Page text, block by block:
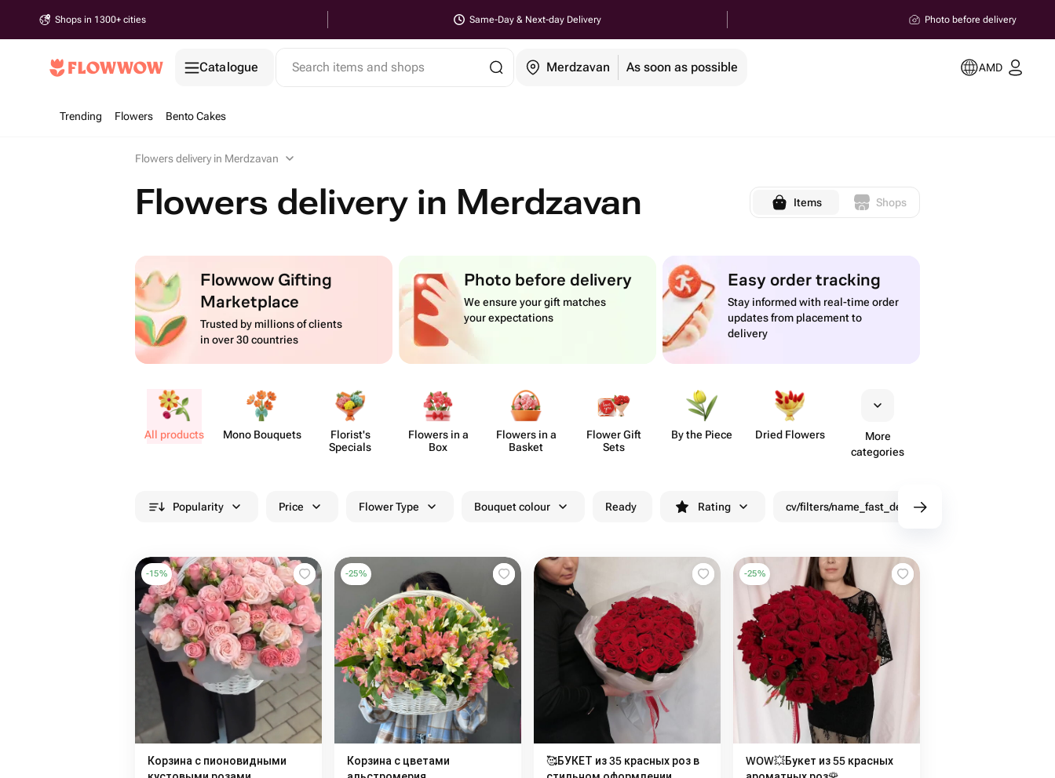
Shops in 1300+ cities Same-Day & Next-day Delivery Photo before delivery
Catalogue Search items and shops Merdzavan As soon as possible AMD
Trending Flowers Bento Cakes
Flowers delivery in Merdzavan
Flowers delivery in Merdzavan Items Shops
Flowwow Gifting
Marketplace
Trusted by millions of clients
in over 30 countries
Photo before delivery
We ensure your gift matches
your expectations
Easy order tracking
Stay informed with real-time order
updates from placement to
delivery
All products Mono Bouquets
Florist's
Specials
Flowers in a
Box
Flowers in a
Basket
Flower Gift
Sets
By the Piece Dried Flowers
More
categories
Popularity Price Flower Type Bouquet colour Ready Rating cv/filters/name_fast_delivery
-15%
Корзина с пионовидными
-25%
Корзина с цветами
🥰БУКЕТ из 35 красных роз в
-25%
WOW💥Букет из 55 красных